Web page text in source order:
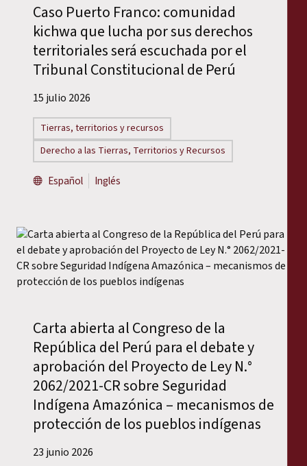
Caso Puerto Franco: comunidad
kichwa que lucha por sus derechos
territoriales será escuchada por el
Tribunal Constitucional de Perú
15 julio 2026
Tierras, territorios y recursos
Derecho a las Tierras, Territorios y Recursos
Español Inglés
Carta abierta al Congreso de la
República del Perú para el debate y
aprobación del Proyecto de Ley N.°
2062/2021-CR sobre Seguridad
Indígena Amazónica – mecanismos de
protección de los pueblos indígenas
23 junio 2026